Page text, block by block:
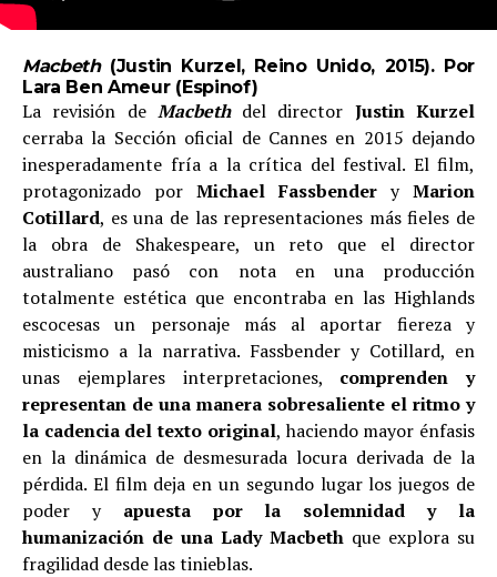
Macbeth(Justin Kurzel, Reino Unido, 2015). Por
Lara Ben Ameur (Espinof)
La revisión de Macbeth del director Justin Kurzel
cerraba la Sección oficial de Cannes en 2015 dejando
inesperadamente fría a la crítica del festival. El film,
protagonizado por Michael Fassbender y Marion
Cotillard, es una de las representaciones más fieles de
la obra de Shakespeare, un reto que el director
australiano pasó con nota en una producción
totalmente estética que encontraba en las Highlands
escocesas un personaje más al aportar fiereza y
misticismo a la narrativa. Fassbender y Cotillard, en
unas ejemplares interpretaciones, comprenden y
representan de una manera sobresaliente el ritmo y
la cadencia del texto original, haciendo mayor énfasis
en la dinámica de desmesurada locura derivada de la
pérdida. El film deja en un segundo lugar los juegos de
poder y apuesta por la solemnidad y la
humanización de una Lady Macbeth que explora su
fragilidad desde las tinieblas.